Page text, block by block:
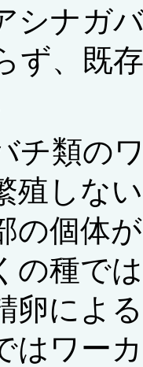
シナガ
ず、既
チ類の
殖しな
の個体
の種で
卵によ
はワー